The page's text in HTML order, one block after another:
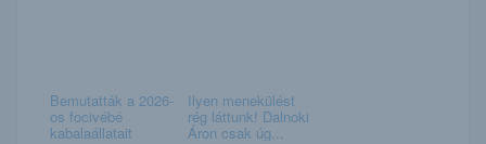
Bemutatták a 2026-
os focivébé
kabalaállatait
Ilyen menekülést
rég láttunk! Dalnoki
Áron csak úg...